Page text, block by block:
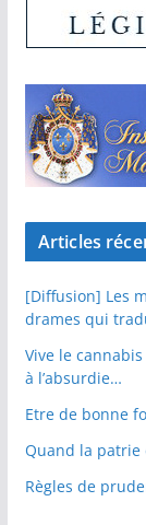
Articles
[Diffusion] Les
drames qui
Vive le cannabis
à l’absurdie…
Etre de bonne
Quand la
Règles de